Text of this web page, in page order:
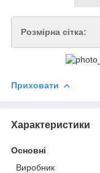
Розмірна сітка:
Приховати
Характеристики
Основні
Виробник